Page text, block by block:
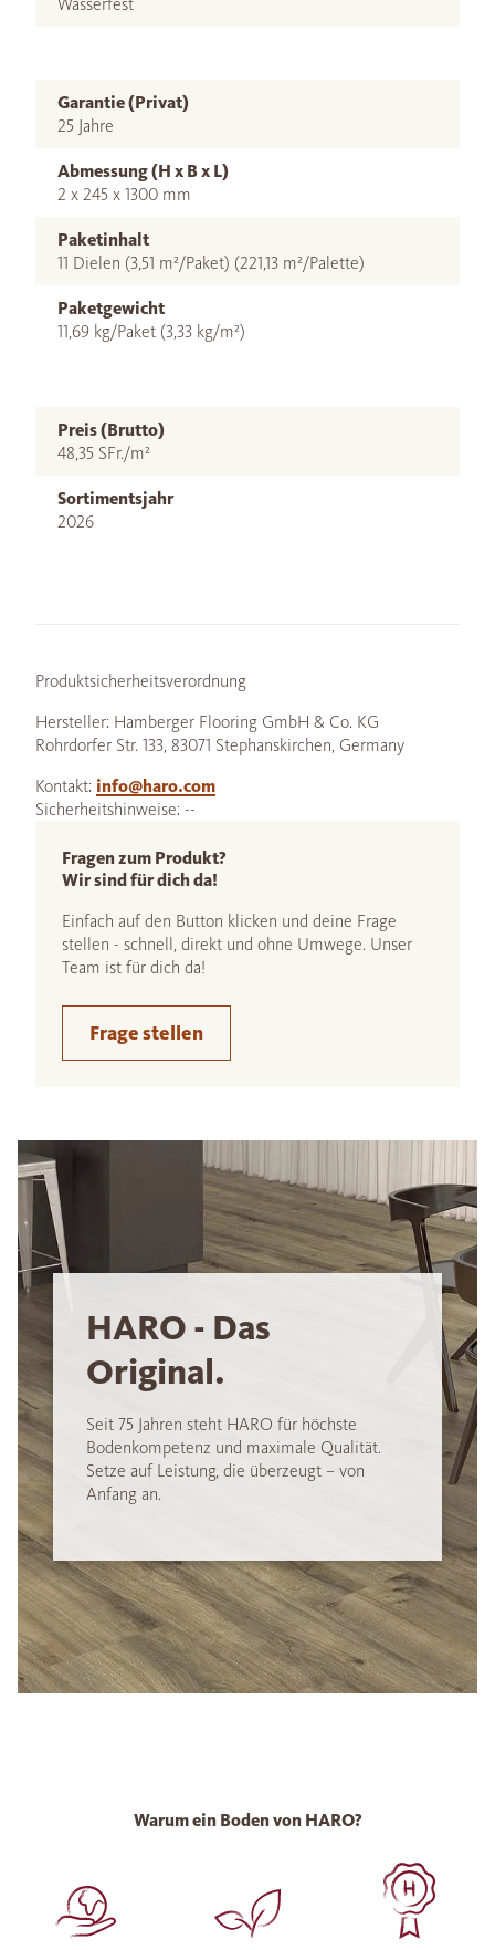
Garantie (Privat)
25 Jahre
Abmessung (H x B x L)
2 x 245 x 1300 mm
Paketinhalt
11 Dielen (3,51 m²/Paket) (221,13 m²/Palette)
Paketgewicht
11,69 kg/Paket (3,33 kg/m²)
Preis (Brutto)
48,35 SFr./m²
Sortimentsjahr
2026
Produktsicherheitsverordnung
Hersteller: Hamberger Flooring GmbH & Co. KG
Rohrdorfer Str. 133, 83071 Stephanskirchen, Germany
Kontakt: info@haro.com
Sicherheitshinweise: --
Fragen zum Produkt?
Wir sind für dich da!
Einfach auf den Button klicken und deine Frage
stellen - schnell, direkt und ohne Umwege. Unser
Team ist für dich da!
Frage stellen
HARO - Das
Original.
Seit 75 Jahren steht HARO für höchste
Bodenkompetenz und maximale Qualität.
Setze auf Leistung, die überzeugt – von
Anfang an.
Warum ein Boden von HARO?